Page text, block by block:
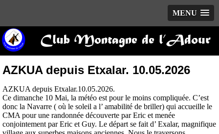
MENU
Club Montagne de l’Adour
AZKUA depuis Etxalar. 10.05.2026
AZKUA depuis Etxalar.10.05.2026.
Ce dimanche 10 Mai, la météo est pour le moins compliquée. C’est
donc la Navarre ( où le soleil a l’ amabilité de briller) qui accueille le
CMA pour une randonnée découverte par Eric et menée
conjointement par Eric et Guy. Le départ se fait d’ Exalar, magnifique